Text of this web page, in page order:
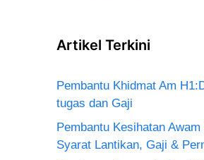
Artikel Terkini
Pembantu Khidmat Am
tugas dan Gaji
Pembantu Kesihatan
Syarat Lantikan, Gaji &